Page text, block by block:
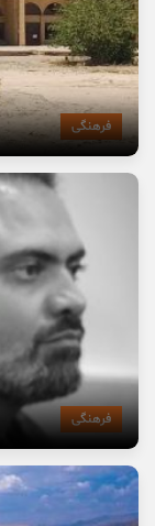
فرهنگی
فرهنگی